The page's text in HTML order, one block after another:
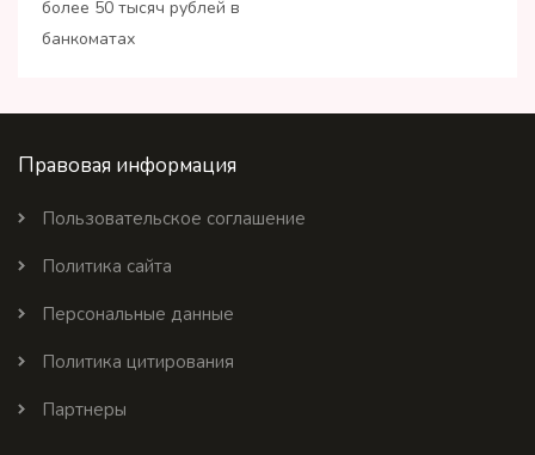
более 50 тысяч рублей в
банкоматах
Правовая информация
Пользовательское соглашение
Политика сайта
Персональные данные
Политика цитирования
Партнеры